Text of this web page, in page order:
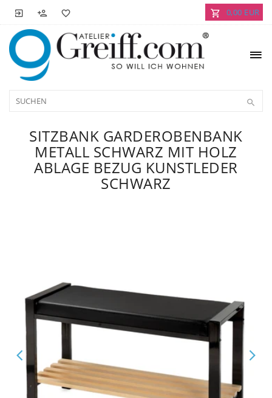
0,00 EUR
SITZBANK GARDEROBENBANK
METALL SCHWARZ MIT HOLZ
ABLAGE BEZUG KUNSTLEDER
SCHWARZ